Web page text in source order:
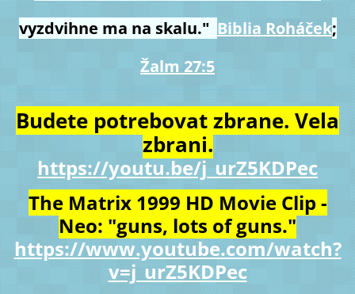
vyzdvihne ma na skalu." Biblia Roháček;
Žalm 27:5
Budete potrebovat zbrane. Vela
zbrani.
https://youtu.be/j_urZ5KDPec
The Matrix 1999 HD Movie Clip -
Neo: "guns, lots of guns."
https://www.youtube.com/watch?
v=j_urZ5KDPec